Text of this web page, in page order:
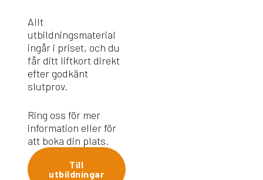
Allt
utbildningsmaterial
ingår i priset, och du
får ditt liftkort direkt
efter godkänt
slutprov.
Ring oss för mer
information eller för
att boka din plats.
Till
utbildningar